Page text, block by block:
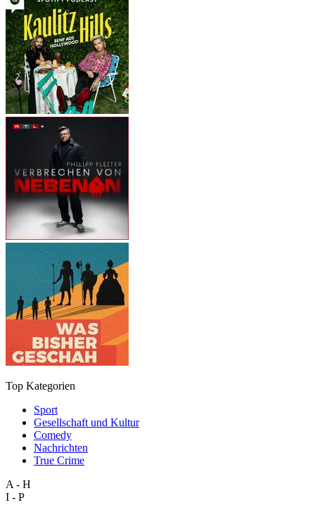
Top Kategorien
Sport
Gesellschaft und Kultur
Comedy
Nachrichten
True Crime
A - H
I - P